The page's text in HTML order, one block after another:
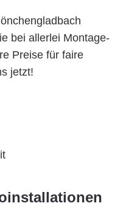
bei allerlei Montage-
Preise für faire
jetzt!